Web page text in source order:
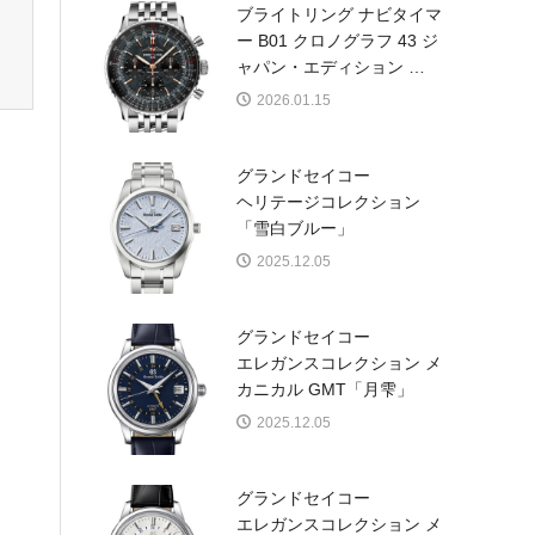
ブライトリング ナビタイマ
ー B01 クロノグラフ 43 ジ
ャパン・エディション …
2026.01.15
グランドセイコー
ヘリテージコレクション
「雪白ブルー」
2025.12.05
グランドセイコー
エレガンスコレクション メ
カニカル GMT「月雫」
2025.12.05
グランドセイコー
エレガンスコレクション メ